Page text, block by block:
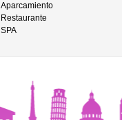
Aparcamiento
Restaurante
SPA